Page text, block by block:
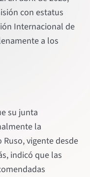
con estatus
Internacional de
a los
su junta
la
vigente desde
indicó que las